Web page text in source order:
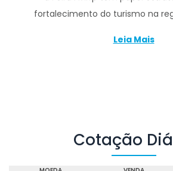
fortalecimento do turismo na
Leia Mais
Cotação